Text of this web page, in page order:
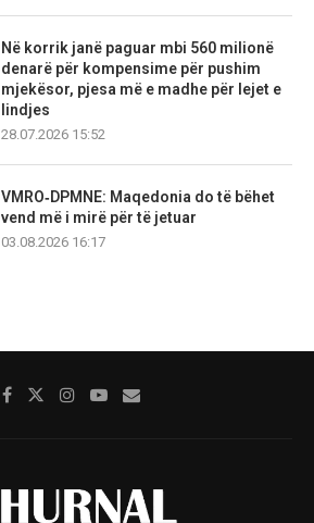
Në korrik janë paguar mbi 560 milionë
denarë për kompensime për pushim
mjekësor, pjesa më e madhe për lejet e
lindjes
28.07.2026 15:52
VMRO‑DPMNE: Maqedonia do të bëhet
vend më i mirë për të jetuar
03.08.2026 16:17